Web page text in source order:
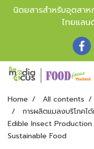
นิตยสารสำหรับอุตสา
ไทยแลน
Home All contents
การผลิตแมลงบริโภคไ
Edible Insect
Sustainable Food